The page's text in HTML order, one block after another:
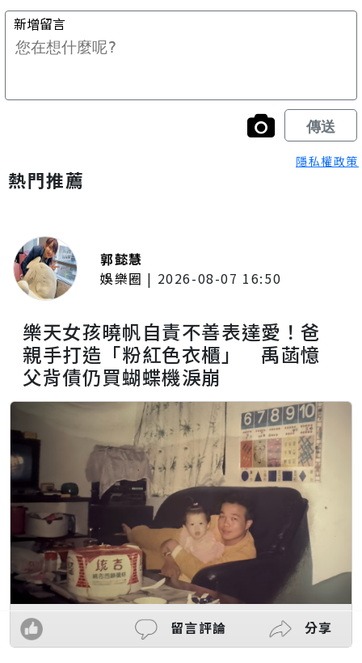
隱私權政策
熱門推薦
郭懿慧
娛樂圈 | 2026-08-07 16:50
樂天女孩曉帆自責不善表達愛！爸
親手打造「粉紅色衣櫃」 禹菡憶
父背債仍買蝴蝶機淚崩
留言評論 分享